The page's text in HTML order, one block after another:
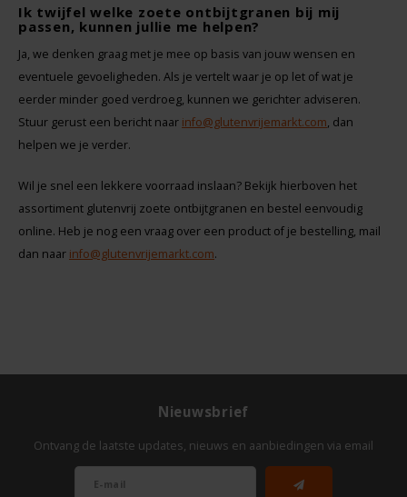
Ik twijfel welke zoete ontbijtgranen bij mij
passen, kunnen jullie me helpen?
Ja, we denken graag met je mee op basis van jouw wensen en
eventuele gevoeligheden. Als je vertelt waar je op let of wat je
eerder minder goed verdroeg, kunnen we gerichter adviseren.
Stuur gerust een bericht naar info@glutenvrijemarkt.com, dan
helpen we je verder.
Wil je snel een lekkere voorraad inslaan? Bekijk hierboven het
assortiment glutenvrij zoete ontbijtgranen en bestel eenvoudig
online. Heb je nog een vraag over een product of je bestelling, mail
dan naar info@glutenvrijemarkt.com.
Nieuwsbrief
Ontvang de laatste updates, nieuws en aanbiedingen via email